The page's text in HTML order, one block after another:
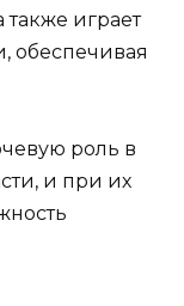
играет
обеспечивая
роль в
и при их